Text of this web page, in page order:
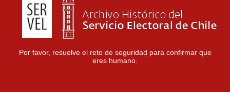
Por favor, resuelve el reto de seguridad para confirmar que
eres humano.